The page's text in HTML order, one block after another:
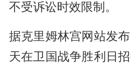
不受诉讼时效限制。
据克里姆林宫网站发
天在卫国战争胜利日